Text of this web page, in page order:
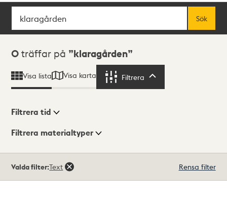
Sök
Sök
Sökresultat
0 träffar på klaragården
Visa lista Visa karta Filtrera
Visningsläge
Filtrera tid
Filtrera materialtyper
träffar
Valda filter:Text Rensa filter